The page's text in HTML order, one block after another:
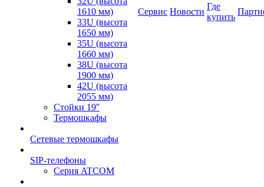
1610 мм)
33U (высота
1650 мм)
35U (высота
1660 мм)
38U (высота
1900 мм)
42U (высота
2055 мм)
Стойки 19''
Термошкафы
Сетевые термошкафы
SIP-телефоны
Серия ATCOM
Сервис Новости
Где
купить